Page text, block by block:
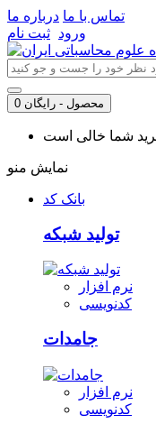
تماس با ما درباره ما
ورود ثبت نام
0 محصول - رایگان
نمایش منو
بانک کد
تولید شبکه
نرم افزار
کدنویسی
جامدات
نرم افزار
کدنویسی